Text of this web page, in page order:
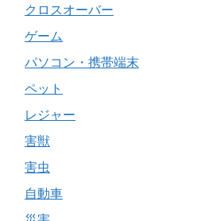
クロスオーバー
ゲーム
パソコン・携帯端末
ペット
レジャー
害獣
害虫
自動車